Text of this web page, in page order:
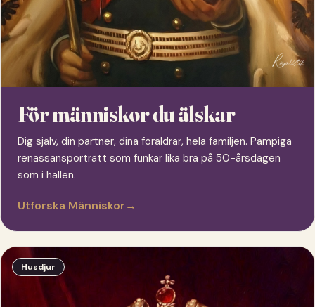
För människor du älskar
Dig själv, din partner, dina föräldrar, hela familjen. Pampiga
renässansporträtt som funkar lika bra på 50-årsdagen
som i hallen.
Utforska Människor→
Husdjur